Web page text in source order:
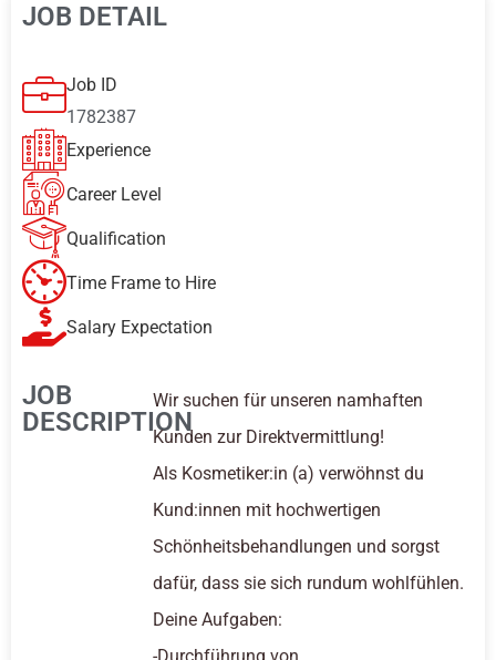
JOB DETAIL
Job ID
1782387
Experience
Career Level
Qualification
Time Frame to Hire
Salary Expectation
JOB
DESCRIPTION
Wir suchen für unseren namhaften
Kunden zur Direktvermittlung!
Als Kosmetiker:in (a) verwöhnst du
Kund:innen mit hochwertigen
Schönheitsbehandlungen und sorgst
dafür, dass sie sich rundum wohlfühlen.
Deine Aufgaben: